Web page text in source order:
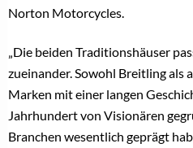
Norton Motorcycles.
„Die beiden Traditionshäuser
zueinander. Sowohl Breitling als
Marken mit einer langen
Jahrhundert von Visionären
Branchen wesentlich geprägt